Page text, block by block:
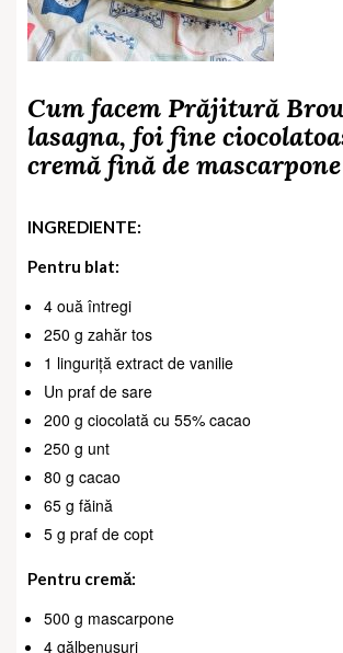
Cum facemPrăjitură
lasagna, foi fine
cremă fină de mascarpone
INGREDIENTE:
Pentru blat:
4 ouă întregi
250 g zahăr tos
1 linguriță extract de vanilie
Un praf de sare
200 g ciocolată cu 55% cacao
250 g unt
80 g cacao
65 g făină
5 g praf de copt
Pentru cremă:
500 g mascarpone
4 gălbenușuri